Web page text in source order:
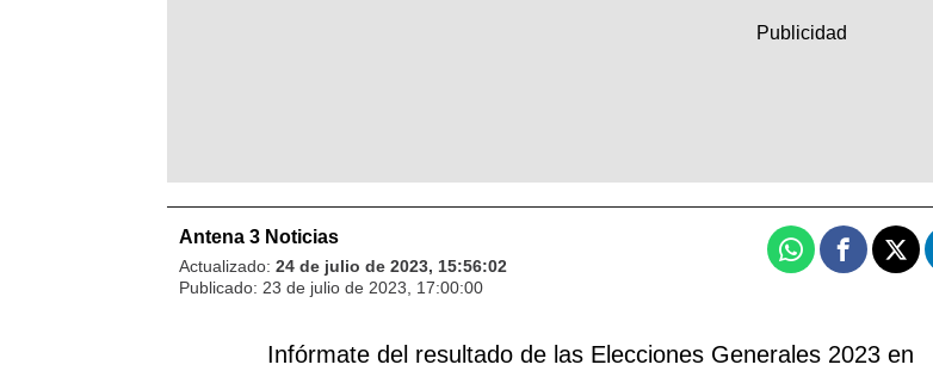
Antena 3 Noticias
Actualizado: 24 de julio de 2023, 15:56:02
Publicado: 23 de julio de 2023, 17:00:00
WhatsappFacebook
X
Infórmate del resultado de las Elecciones Generales 2023 en